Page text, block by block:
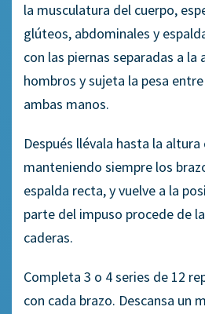
la musculatura del cuerpo,
glúteos, abdominales y
con las piernas separadas a la
hombros y sujeta la pesa
ambas manos.
Después llévala hasta la altura
manteniendo siempre los
espalda recta, y vuelve a la
parte del impuso procede de
caderas.
Completa 3 o 4 series de 12
con cada brazo. Descansa un